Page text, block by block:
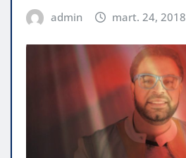
admin mart. 24, 2018